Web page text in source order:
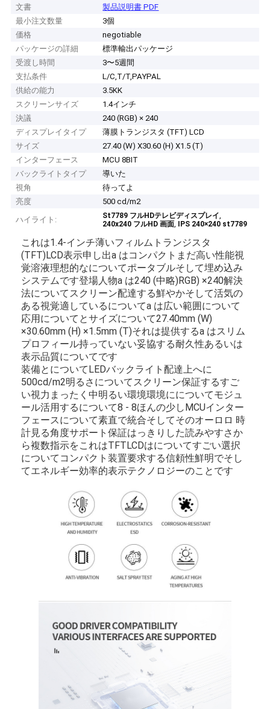
文書
製品説明書 PDF
最小注文数量
3個
価格
negotiable
パッケージの詳細
標準輸出パッケージ
受渡し時間
3〜5週間
支払条件
L/C,T/T,PAYPAL
供給の能力
3.5KK
スクリーンサイズ
1.4インチ
決議
240 (RGB) × 240
ディスプレイタイプ
薄膜トランジスタ (TFT) LCD
サイズ
27.40 (W) X30.60 (H) X1.5 (T)
インターフェース
MCU 8BIT
バックライトタイプ
導いた
視角
待ってよ
亮度
500 cd/m2
ハイライト:
St7789 フルHDテレビディスプレイ,
240x240 フルHD 画面, IPS 240×240 st7789
これは1.4-インチ薄いフィルム トランジスタ
(TFT)LCD表示申し出a はコンパクト まだ高い性能視
覚溶液理想的なについてポータブルそして埋め込み
システムです登場人物a は240 (中略)RGB) ×240解決
法についてスクリーン配達する鮮やかそして活気の
ある視覚適しているについてa は広い範囲について
応用について とサイズについて27.40mm (W)
×30.60mm (H) ×1.5mm (T)それは提供するa はスリム
プロフィール持っていない妥協する耐久性あるいは
表示品質についてです
装備と についてLEDバックライト配達上へに
500cd/m2明るさ についてスクリーン保証するすご
い視力 まったく 中明るい環境環境にについてモジュ
ール活用するについて8 - 8ほんの少しMCUインター
フェースについて素直で統合そしてそのオーロロ 時
計見る角度サポート保証はっきりした読みやすさか
ら複数指示をこれはTFTLCDはについてすごい選択
について コンパクト装置要求する信頼性鮮明でそし
てエネルギー効率的表示テクノロジーのことです